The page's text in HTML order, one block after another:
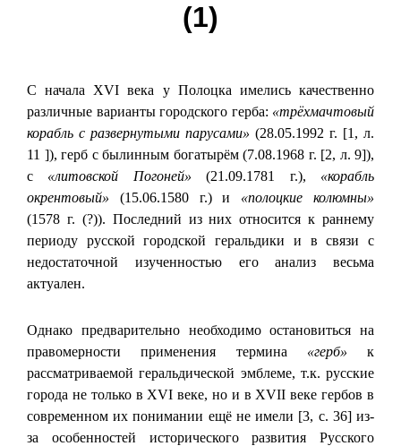
(1)
С начала XVI века у Полоцка имелись качественно
различные варианты городского герба: «трёхмачтовый
корабль с развернутыми парусами» (28.05.1992 г. [1, л.
11 ]), герб с былинным богатырём (7.08.1968 г. [2, л. 9]),
с «литовской Погоней» (21.09.1781 г.), «корабль
окрентовый» (15.06.1580 г.) и «полоцкие колюмны»
(1578 г. (?)). Последний из них относится к раннему
периоду русской городской геральдики и в связи с
недостаточной изученностью его анализ весьма
актуален.
Однако предварительно необходимо остановиться на
правомерности применения термина «герб» к
рассматриваемой геральдической эмблеме, т.к. русские
города не только в XVI веке, но и в XVII веке гербов в
современном их понимании ещё не имели [3, с. 36] из-
за особенностей исторического развития Русского